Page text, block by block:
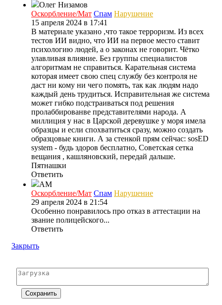
Олег Низамов
Оскорбление/Мат Спам Нарушение
15 апреля 2024 в 17:41
В материале указано ,что такое терроризм. Из всех
тестов ИИ видно, что ИИ на первое место ставит
психологию людей, а о законах не говорит. Чётко
улавливая влияние. Без группы специалистов
алгоритмам не справиться. Карательная система
которая имеет свою спец службу без контроля не
даст ни кому ни чего помять, так как людям надо
каждый день трудиться. Исправительная же система
может гибко подстраиваться под решения
пролаббированве представителями народа. А
миллиция у нас в Царской деревушке у моря имела
образцы и если спохватиться сразу, можно создать
образцовые книги. А за стенкой прям сейчас: sosED
system - будь здоров бесплатно, Советская сетка
вещания , кашляновский, передай дальше.
Пятнашки
Ответить
АМ
Оскорбление/Мат Спам Нарушение
29 апреля 2024 в 21:54
Особенно понравилось про отказ в аттестации на
звание полицейского...
Ответить
Закрыть